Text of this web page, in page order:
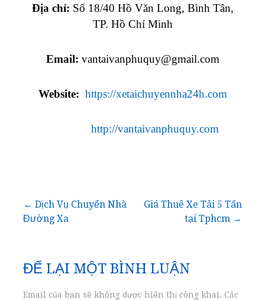
Địa chỉ: Số 18/40 Hồ Văn Long, Bình Tân,
TP. Hồ Chí Minh
Email: vantaivanphuquy@gmail.com
Website: https://xetaichuyennha24h.com
http://vantaivanphuquy.com
Điều
bài
viết
← Dịch Vụ Chuyển Nhà
Đường Xa
Giá Thuê Xe Tải 5 Tấn
tại Tphcm →
ĐỂ LẠI MỘT BÌNH LUẬN
Email của bạn sẽ không được hiển thị công khai. Các